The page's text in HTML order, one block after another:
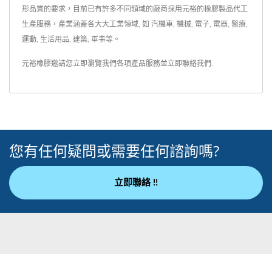
形品質的要求，目前已有許多不同領域的廠商採用元裕的橡膠製品代工
生產服務，產業涵蓋各大大工業領域, 如 汽機車, 機械, 電子, 電器, 醫療,
運動, 生活用品, 建築, 軍事等。
元裕橡膠邀請您立即瀏覽我們各項產品服務並立即聯絡我們
您有任何疑問或需要任何諮詢嗎?
立即聯絡 !!